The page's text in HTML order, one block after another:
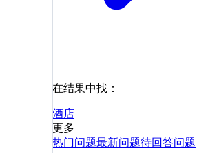
在结果中找：
酒店
更多
热门问题最新问题待回答问题